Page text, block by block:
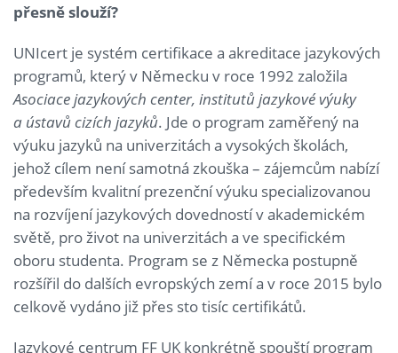
přesně slouží?
UNIcert je systém certifikace a akreditace jazykových
programů, který v Německu v roce 1992 založila
Asociace jazykových center, institutů jazykové výuky
a ústavů cizích jazyků. Jde o program zaměřený na
výuku jazyků na univerzitách a vysokých školách,
jehož cílem není samotná zkouška – zájemcům nabízí
především kvalitní prezenční výuku specializovanou
na rozvíjení jazykových dovedností v akademickém
světě, pro život na univerzitách a ve specifickém
oboru studenta. Program se z Německa postupně
rozšířil do dalších evropských zemí a v roce 2015 bylo
celkově vydáno již přes sto tisíc certifikátů.
Jazykové centrum FF UK konkrétně spouští program